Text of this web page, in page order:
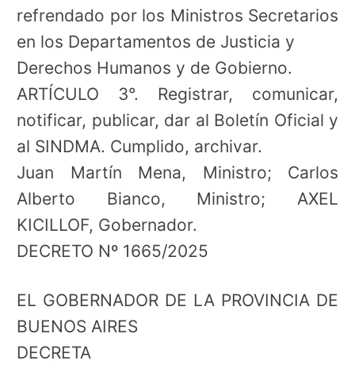
refrendado por los Ministros Secretarios
en los Departamentos de Justicia y
Derechos Humanos y de Gobierno.
ARTÍCULO 3°. Registrar, comunicar,
notificar, publicar, dar al Boletín Oficial y
al SINDMA. Cumplido, archivar.
Juan Martín Mena, Ministro; Carlos
Alberto Bianco, Ministro; AXEL
KICILLOF, Gobernador.
DECRETO Nº 1665/2025
EL GOBERNADOR DE LA PROVINCIA DE
BUENOS AIRES
DECRETA